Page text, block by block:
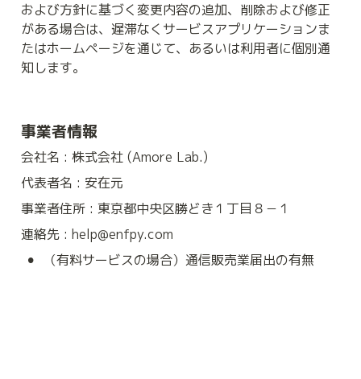
および方針に基づく変更内容の追加、削除および修正
がある場合は、遅滞なくサービスアプリケーションま
たはホームページを通じて、あるいは利用者に個別通
知します。
事業者情報
会社名 : 株式会社 (Amore Lab.)
代表者名 : 安在元
事業者住所 : 東京都中央区勝どき１丁目８－１
連絡先 : help@enfpy.com
• （有料サービスの場合） 通信販売業届出の有無